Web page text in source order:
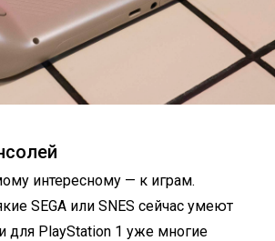
интересному — к играм.
SEGA или SNES сейчас умеют
для PlayStation 1 уже многие